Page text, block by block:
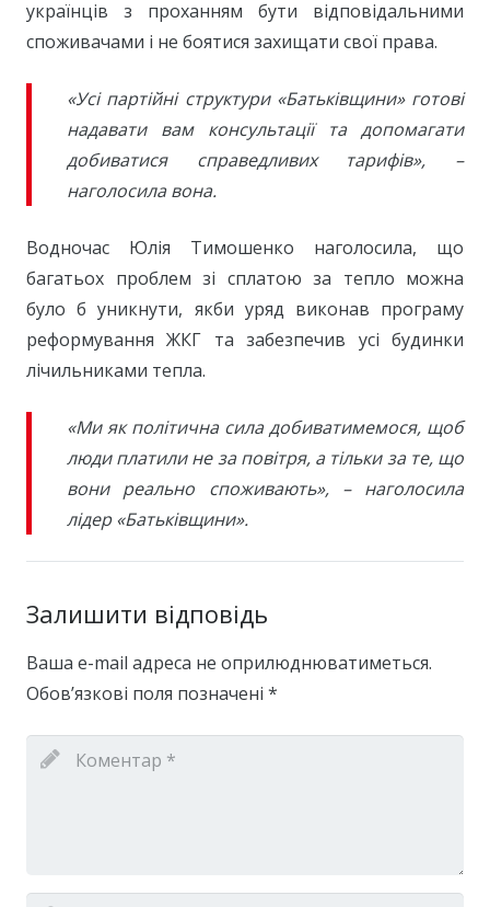
українців з проханням бути відповідальними
споживачами і не боятися захищати свої права.
«Усі партійні структури «Батьківщини» готові
надавати вам консультації та допомагати
добиватися справедливих тарифів», –
наголосила вона.
Водночас Юлія Тимошенко наголосила, що
багатьох проблем зі сплатою за тепло можна
було б уникнути, якби уряд виконав програму
реформування ЖКГ та забезпечив усі будинки
лічильниками тепла.
«Ми як політична сила добиватимемося, щоб
люди платили не за повітря, а тільки за те, що
вони реально споживають», – наголосила
лідер «Батьківщини».
Залишити відповідь
Ваша e-mail адреса не оприлюднюватиметься.
Обов’язкові поля позначені *